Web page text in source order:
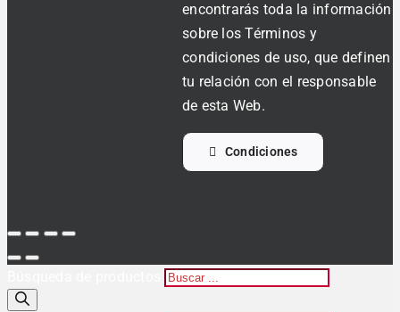
encontrarás toda la información
sobre los Términos y
condiciones de uso, que definen
tu relación con el responsable
de esta Web.
Condiciones